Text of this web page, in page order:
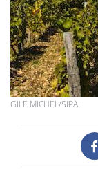
GILE MICHEL/SIPA